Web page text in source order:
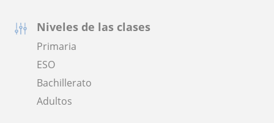
Niveles de las clases
Primaria
ESO
Bachillerato
Adultos